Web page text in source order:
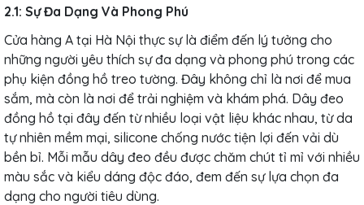
2.1: Sự Đa Dạng Và Phong Phú
Cửa hàng A tại Hà Nội thực sự là điểm đến lý tưởng cho
những người yêu thích sự đa dạng và phong phú trong các
phụ kiện đồng hồ treo tường. Đây không chỉ là nơi để mua
sắm, mà còn là nơi để trải nghiệm và khám phá. Dây đeo
đồng hồ tại đây đến từ nhiều loại vật liệu khác nhau, từ da
tự nhiên mềm mại, silicone chống nước tiện lợi đến vải dù
bền bỉ. Mỗi mẫu dây đeo đều được chăm chút tỉ mỉ với nhiều
màu sắc và kiểu dáng độc đáo, đem đến sự lựa chọn đa
dạng cho người tiêu dùng.